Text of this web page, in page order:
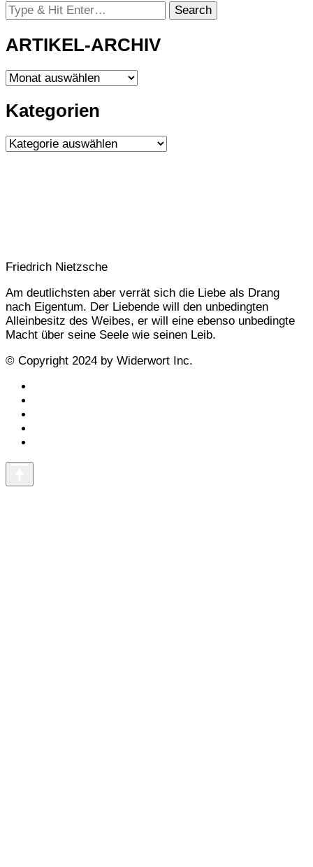
Looking
for
Something?
ARTIKEL-ARCHIV
ARTIKEL-
ARCHIV
Kategorien
Kategorien
Friedrich Nietzsche
Am deutlichsten aber verrät sich die Liebe als Drang
nach Eigentum. Der Liebende will den unbedingten
Alleinbesitz des Weibes, er will eine ebenso unbedingte
Macht über seine Seele wie seinen Leib.
© Copyright 2024 by Widerwort Inc.